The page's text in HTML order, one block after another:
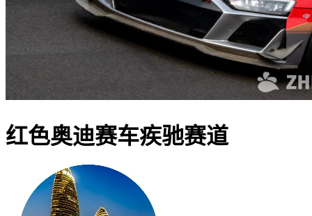
红色奥迪赛车疾驰赛道